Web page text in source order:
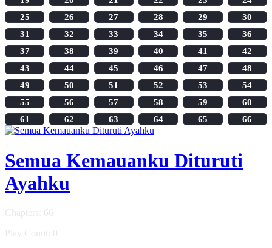
25
26 27 28 29
30
31
32 33 34 35
36
37
38 39 40 41
42
43
44 45 46 47
48
49
50 51 52 53
54
55
56 57 58 59
60
61
62 63 64 65 66
Semua Kemauanku Dituruti
Ayahku
Chapters: 66
Play Count: 0